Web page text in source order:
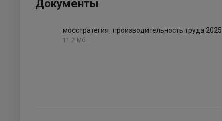
Документы
мосстратегия_производительность труда 2025
11.2 Мб